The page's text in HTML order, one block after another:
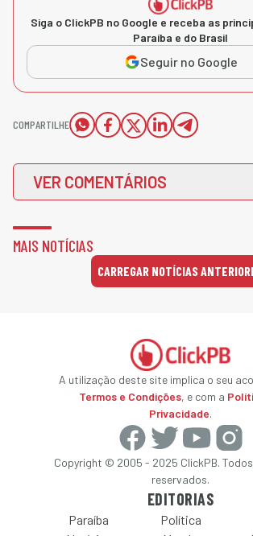
Siga o ClickPB no Google e receba as
Paraíba e do Brasil
Seguir no Google
COMPARTILHE
VER COMENTÁRIOS
MAIS NOTÍCIAS
CARREGAR NOTÍCIAS
A utilização deste site implica o seu
Termos e Condições, e com a
Privacidade.
Copyright © 2005 - 2025 ClickPB.
reservados.
EDITORIAS
Paraíba Política